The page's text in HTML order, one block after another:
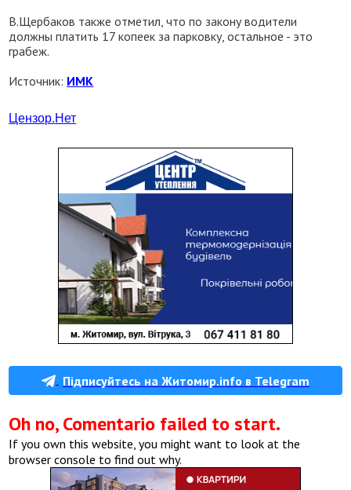
В.Щербаков также отметил, что по закону водители
должны платить 17 копеек за парковку, остальное - это
грабеж.
Источник: ИМК
Цензор.Нет
Підписуйтесь на Житомир.info в Telegram
Oh no, Comentario failed to start.
If you own this website, you might want to look at the
browser console to find out why.